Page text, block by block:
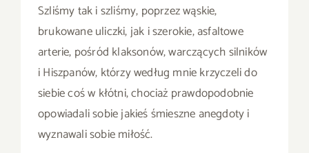
Szliśmy tak i szliśmy, poprzez wąskie,
brukowane uliczki, jak i szerokie, asfaltowe
arterie, pośród klaksonów, warczących silników
i Hiszpanów, którzy według mnie krzyczeli do
siebie coś w kłótni, chociaż prawdopodobnie
opowiadali sobie jakieś śmieszne anegdoty i
wyznawali sobie miłość.